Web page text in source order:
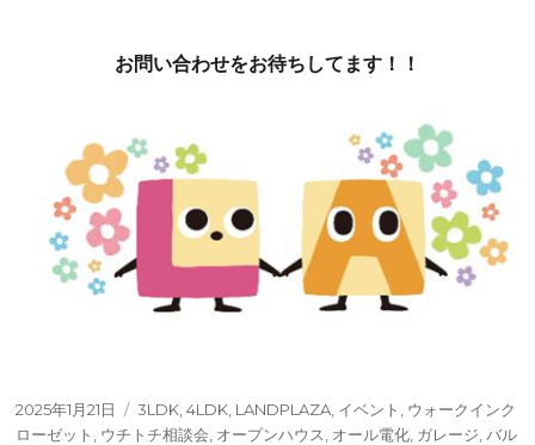
お問い合わせをお待ちしてます！！
投
稿
2025年1月21日
タ
グ
3LDK ,4LDK LANDPLAZA イベント
ウォークインク
ローゼット
ウチトチ相談会 オープンハウス オール電化 ガレージ バル